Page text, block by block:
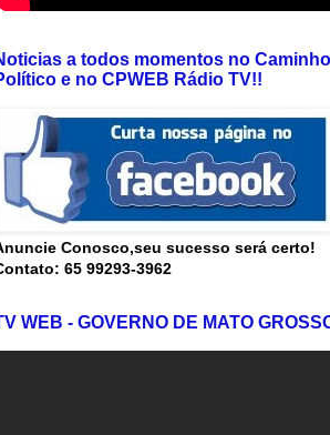
a todos momentos no Caminho
e no CPWEB Rádio TV!!
Conosco,seu sucesso será certo!
65 99293-3962
WEB - GOVERNO DE MATO